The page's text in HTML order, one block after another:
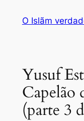
O Islãm
Yusuf
Capelão
(parte 3